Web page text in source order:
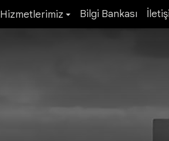
Hizmetlerimiz Bilgi Bankası